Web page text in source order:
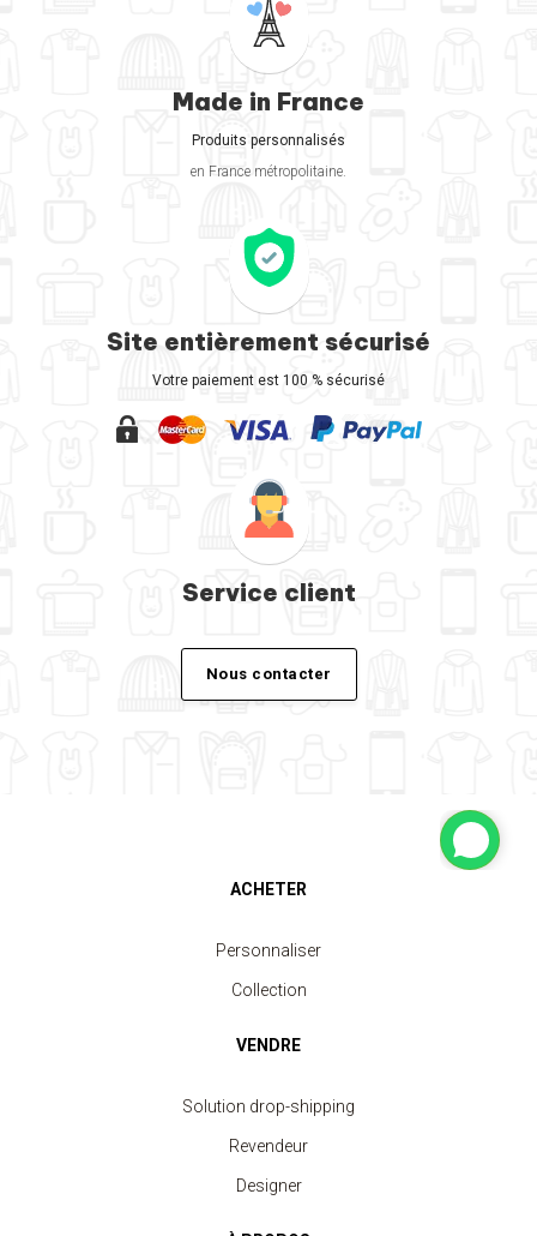
Made in France
Produits personnalisés
en France métropolitaine.
Site entièrement sécurisé
Votre paiement est 100 % sécurisé
Service client
Nous contacter
ACHETER
Personnaliser
Collection
VENDRE
Solution drop-shipping
Revendeur
Designer